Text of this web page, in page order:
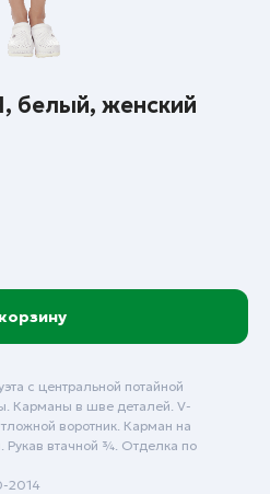
белый, женский
с центральной потайной
Карманы в шве деталей. V-
воротник. Карман на
Рукав втачной ¾. Отделка по
2014